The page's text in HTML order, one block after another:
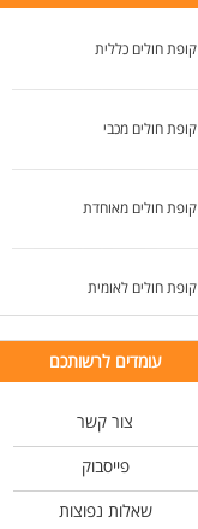
קופת חולים כללית
קופת חולים מכבי
קופת חולים מאוחדת
קופת חולים לאומית
עומדים לרשותכם
צור קשר
פייסבוק
שאלות נפוצות